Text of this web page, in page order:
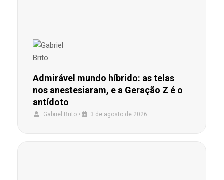
Admirável mundo híbrido: as telas
nos anestesiaram, e a Geração Z é o
antídoto
Gabriel Brito • 3 de agosto de 2026